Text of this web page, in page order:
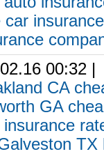
car insurance
00:32 |
CA
GA
TX